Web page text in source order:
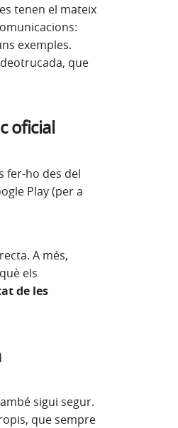
tenen el mateix
exemples.
que
oficial
fer-ho des del
Play (per a
A més,
els
de les
sigui segur.
que sempre